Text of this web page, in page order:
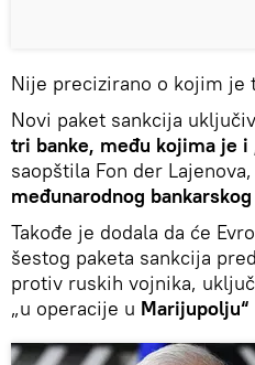
Nije precizirano o kojim je
Novi paket sankcija
tri banke, među kojima je i
saopštila Fon der
međunarodnog
Takođe je dodala da će
šestog paketa sankcija
protiv ruskih vojnika,
„u operacije u